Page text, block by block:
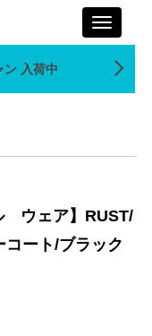
Toggle
入荷中
ウェア】RUST/
ート/ブラック